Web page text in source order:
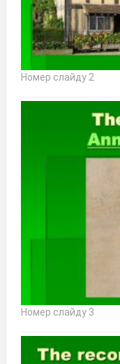
Номер слайду 2
Номер слайду 3